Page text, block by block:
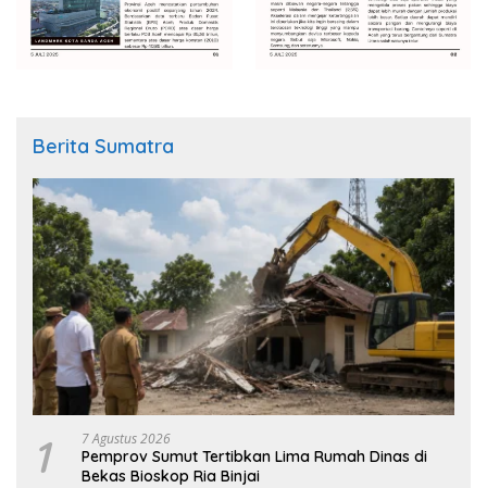
Berita Sumatra
1 7 Agustus 2026
Pemprov Sumut Tertibkan Lima Rumah Dinas di
Bekas Bioskop Ria Binjai